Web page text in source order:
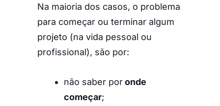
Na maioria dos casos, o problema
para começar ou terminar algum
projeto (na vida pessoal ou
profissional), são por:
não saber poronde
começar;